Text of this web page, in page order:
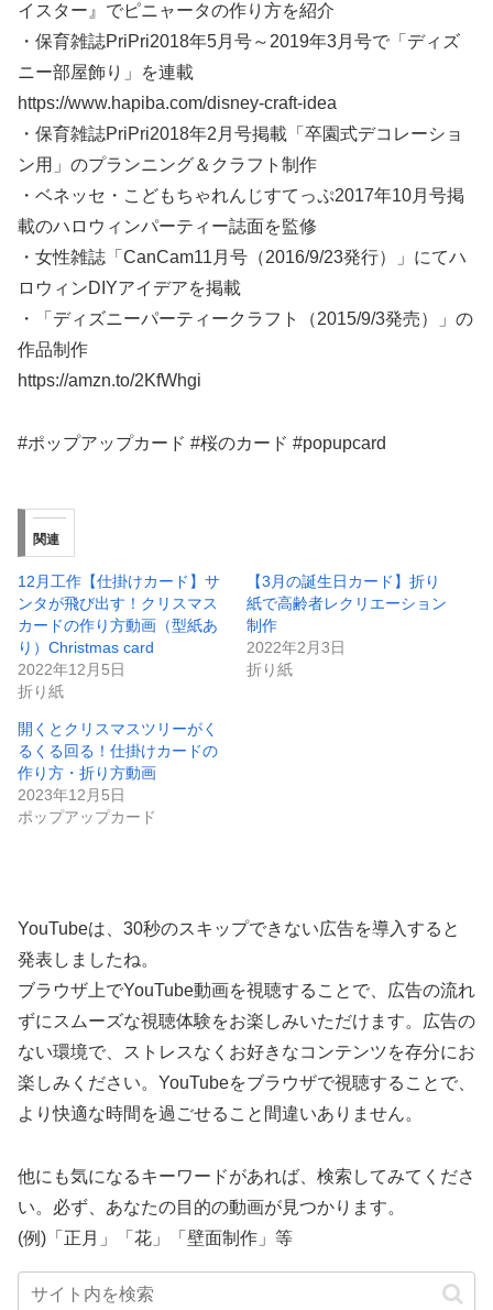
イスター』でピニャータの作り方を紹介
・保育雑誌PriPri2018年5月号～2019年3月号で「ディズ
ニー部屋飾り」を連載
https://www.hapiba.com/disney-craft-idea
・保育雑誌PriPri2018年2月号掲載「卒園式デコレーショ
ン用」のプランニング＆クラフト制作
・ベネッセ・こどもちゃれんじすてっぷ2017年10月号掲
載のハロウィンパーティー誌面を監修
・女性雑誌「CanCam11月号（2016/9/23発行）」にてハ
ロウィンDIYアイデアを掲載
・「ディズニーパーティークラフト（2015/9/3発売）」の
作品制作
https://amzn.to/2KfWhgi
#ポップアップカード #桜のカード #popupcard
関連
12月工作【仕掛けカード】サ
ンタが飛び出す！クリスマス
カードの作り方動画（型紙あ
り）Christmas card
2022年12月5日
折り紙
【3月の誕生日カード】折り
紙で高齢者レクリエーション
制作
2022年2月3日
折り紙
開くとクリスマスツリーがく
るくる回る！仕掛けカードの
作り方・折り方動画
2023年12月5日
ポップアップカード
YouTubeは、30秒のスキップできない広告を導入すると
発表しましたね。
ブラウザ上でYouTube動画を視聴することで、広告の流れ
ずにスムーズな視聴体験をお楽しみいただけます。広告の
ない環境で、ストレスなくお好きなコンテンツを存分にお
楽しみください。YouTubeをブラウザで視聴することで、
より快適な時間を過ごせること間違いありません。
他にも気になるキーワードがあれば、検索してみてくださ
い。必ず、あなたの目的の動画が見つかります。
(例)「正月」「花」「壁面制作」等